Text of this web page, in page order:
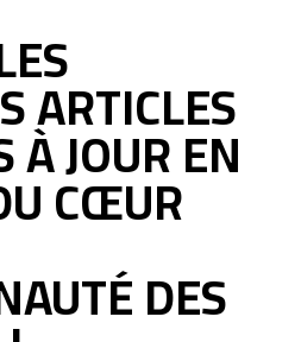
ARTICLES
À JOUR EN
CŒUR
DES